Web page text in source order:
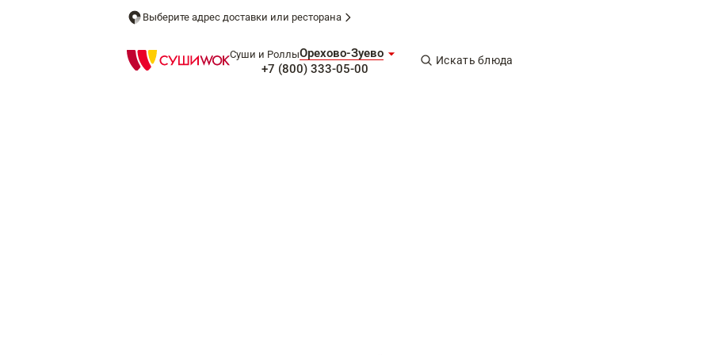
Выберите адрес доставки или ресторана
Суши и РоллыОрехово-Зуево
+7 (800) 333-05-00
Искать блюда